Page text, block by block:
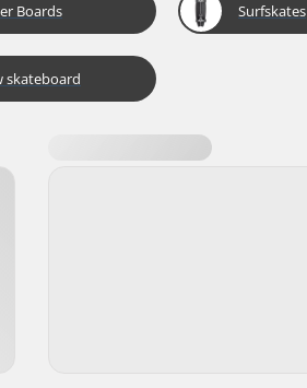
Boards Surfskates
skateboard